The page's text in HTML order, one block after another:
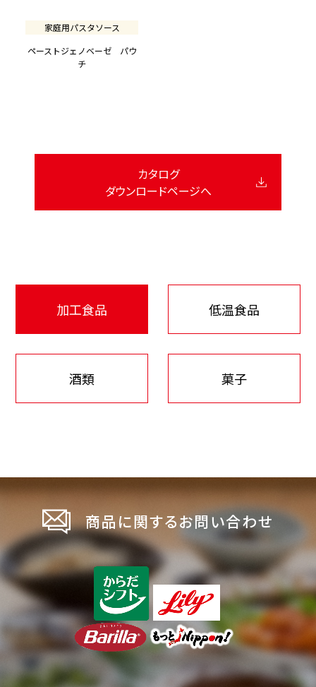
家庭用パスタソース
ペーストジェノベーゼ パウ
チ
カタログ
ダウンロードページへ
加工食品 低温食品
酒類 菓子
商品に関するお問い合わせ